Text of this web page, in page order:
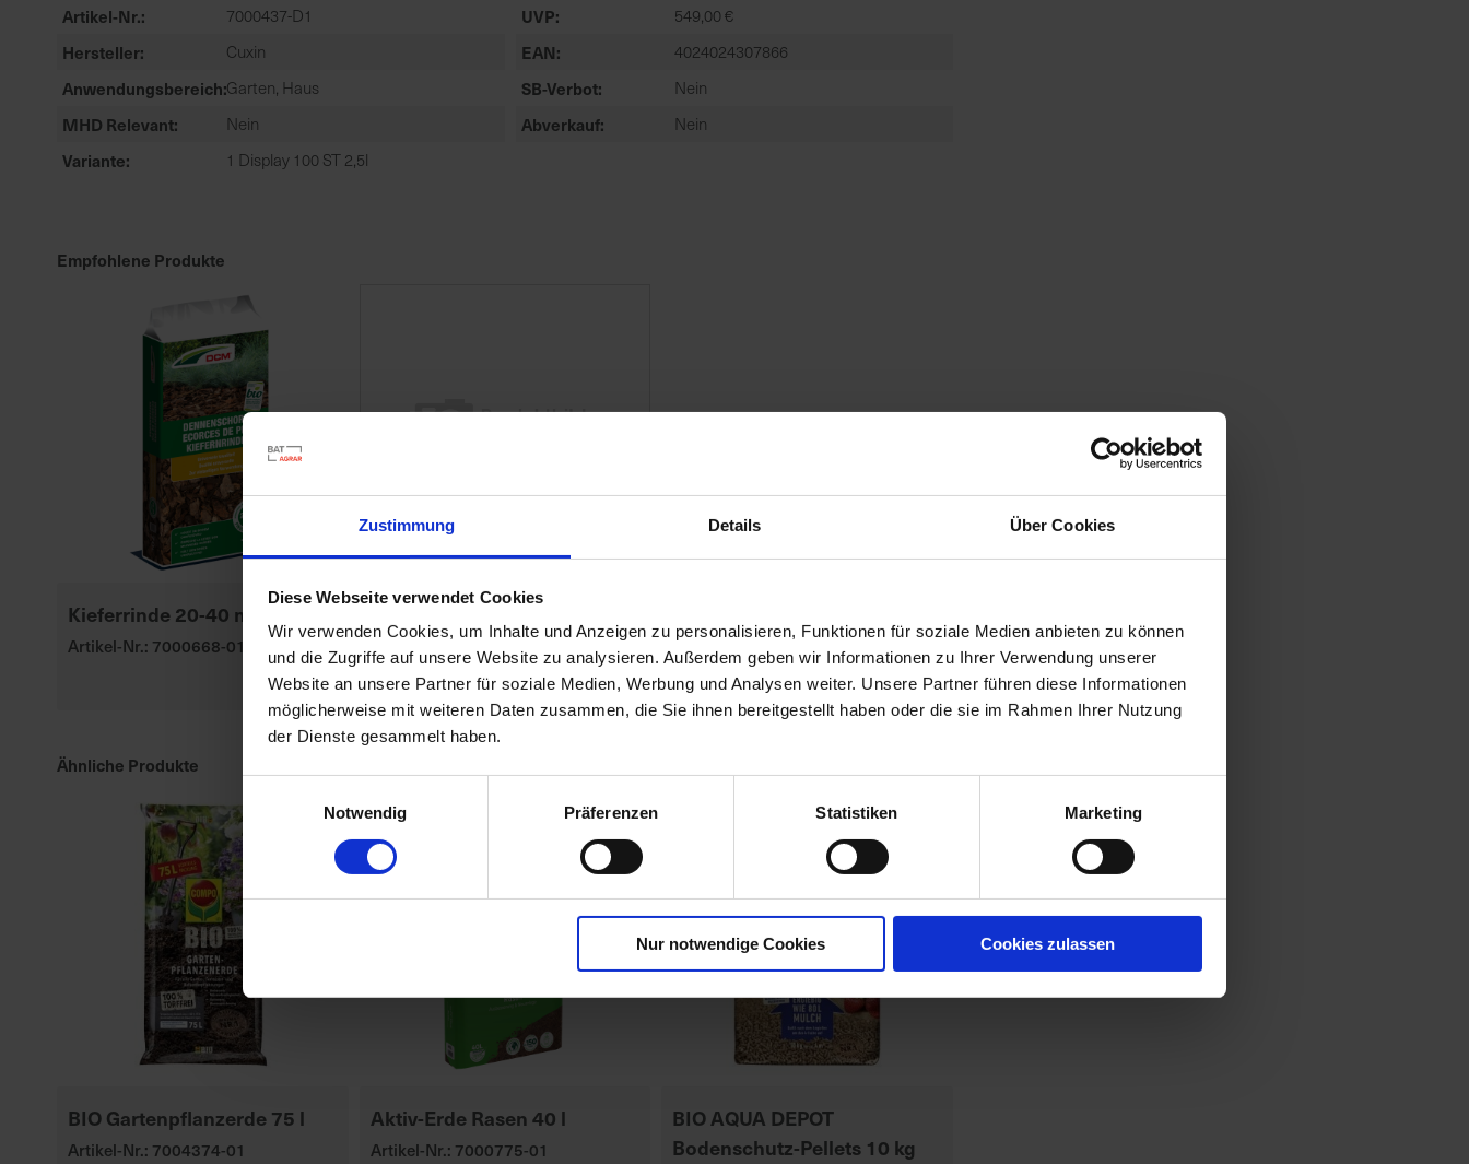
Zustimmung Details Über Cookies
Diese Webseite verwendet Cookies
Wir verwenden Cookies, um Inhalte und Anzeigen zu personalisieren, Funktionen für soziale Medien anbieten zu können
und die Zugriffe auf unsere Website zu analysieren. Außerdem geben wir Informationen zu Ihrer Verwendung unserer
Website an unsere Partner für soziale Medien, Werbung und Analysen weiter. Unsere Partner führen diese Informationen
möglicherweise mit weiteren Daten zusammen, die Sie ihnen bereitgestellt haben oder die sie im Rahmen Ihrer Nutzung
der Dienste gesammelt haben.
Notwendig
Präferenzen Statistiken Marketing
Nur notwendige Cookies Cookies zulassen
Artikel-Nr. 7000437-D1 UVP 549,00 €
Hersteller Cuxin EAN 4024024307866
Anwendungsbereich Garten, Haus SB-Verbot Nein
MHD Relevant Nein Abverkauf Nein
Variante 1 Display 100 ST 2,5l
Empfohlene Produkte
Kieferrinde 20-40 mm 70 l
Artikel-Nr.: 7000668-01
Rasendünger
Artikel-Nr.: 7000790-06-cfg
Ähnliche Produkte
BIO Gartenpflanzerde 75 l
Artikel-Nr.: 7004374-01
Aktiv-Erde Rasen 40 l
Artikel-Nr.: 7000775-01
BIO AQUA DEPOT
Bodenschutz-Pellets 10 kg